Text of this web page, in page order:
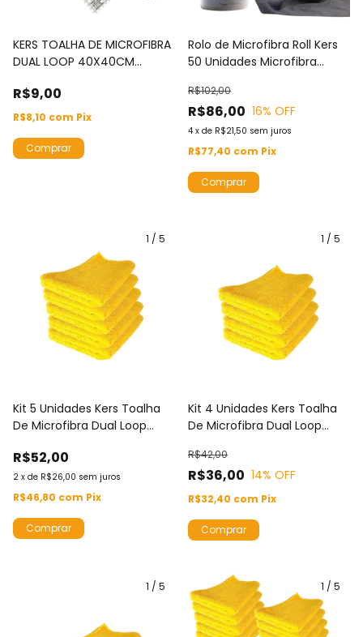
KERS TOALHA DE MICROFIBRA
DUAL LOOP 40X40CM
R$9,00
R$8,10 com Pix
Rolo de Microfibra Roll Kers
50 Unidades Microfibra
R$86,00
R$102,00
16% OFF
4 x de R$21,50 sem juros
R$77,40 com Pix
1 / 5
Kit 5 Unidades Kers Toalha
De Microfibra Dual Loop
Amarela Com Borda
R$52,00
2 x de R$26,00 sem juros
R$46,80 com Pix
1 / 5
Kit 4 Unidades Kers Toalha
De Microfibra Dual Loop
Amarela Com Borda
R$36,00
R$42,00
14% OFF
R$32,40 com Pix
1 / 5 1 / 5